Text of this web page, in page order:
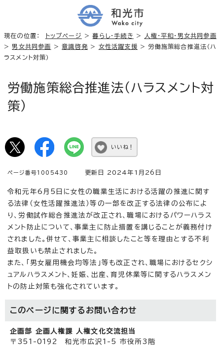
現在の位置： トップページ >暮らし・手続き >
人権・平和・男女共同参画
>男女共同参画 >意識啓発 > 女性活躍支援 > 労働施策総合推進法（ハ
ラスメント対策）
労働施策総合推進法（ハラスメント対
策）
いいね！
ページ番号1005430 更新日 2024年1月26日
令和元年6月5日に女性の職業生活における活躍の推進に関す
る法律（女性活躍推進法）等の一部を改正する法律の公布によ
り、労働試作総合推進法が改正され、職場におけるパワーハラス
メント防止について、事業主に防止措置を講じることが義務付け
されました。併せて、事業主に相談したこと等を理由とする不利
益取扱いも禁止されました。
また、「男女雇用機会均等法」等も改正され、職場におけるセクシ
ュアルハラスメント、妊娠、出産、育児休業等に関するハラスメン
トの防止対策も強化されています。
このページに関する お問い合わせ
企画部 企画人権課 人権文化交流担当
〒351-0192 和光市広沢1-5 市役所3階